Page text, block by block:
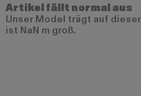
Artikel fällt normal aus
Unser Model trägt auf
ist NaN m groß.